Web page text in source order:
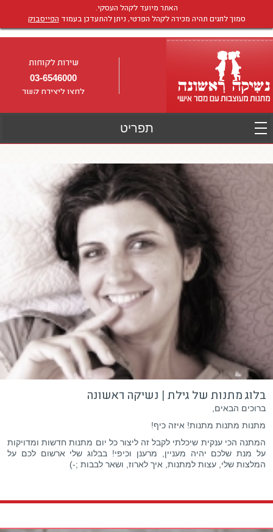
האתר מיועד לקהל העסקי.
סמוך לחגים תהיה מכירה לקהל הפרטי, ניתן להתעדכן בעמוד הפייסבוק
שירות לקוחות
03-6546000
לחצו ליצירת קשר
בלוג מתנות של גילת | נשיקה ראשונה
ברוכים הבאים,
מתנות מתנות מתנות! איזה כיף!
המתנה הכי ענקית שיכלתי לקבל זה ליצור כל יום מתנות חדשות ומדויקות
על מנת שלכם יהיה מעניין, מרענן וכיפי! בבלוג שלי ארשום לכם על
המלצות שלי, עצות למתנות, איך לארוז, ושאר לבבות ;-)